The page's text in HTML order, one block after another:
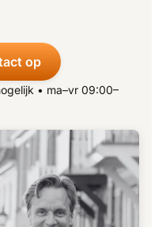
op
• ma–vr 09:00–